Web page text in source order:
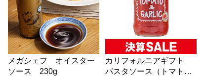
メガシェフ オイスター
ソース 230g
カリフォルニアギフト
パスタソース（トマト＆